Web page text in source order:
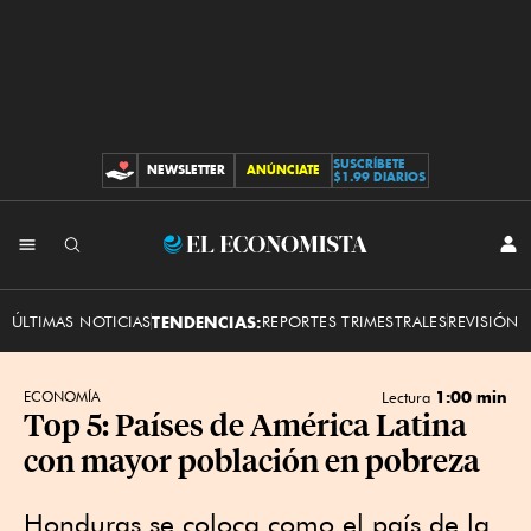
CONTRIBUCIONES
NEWSLETTER ANÚNCIATE
SUSCRÍBETE
$1.99 DIARIOS
El
ÚLTIMAS NOTICIASTENDENCIAS:REPORTES TRIMESTRALESREVISIÓN
ECONOMÍA Lectura 1:00 min
Top 5: Países de América Latina
con mayor población en pobreza
Honduras se coloca como el país de la